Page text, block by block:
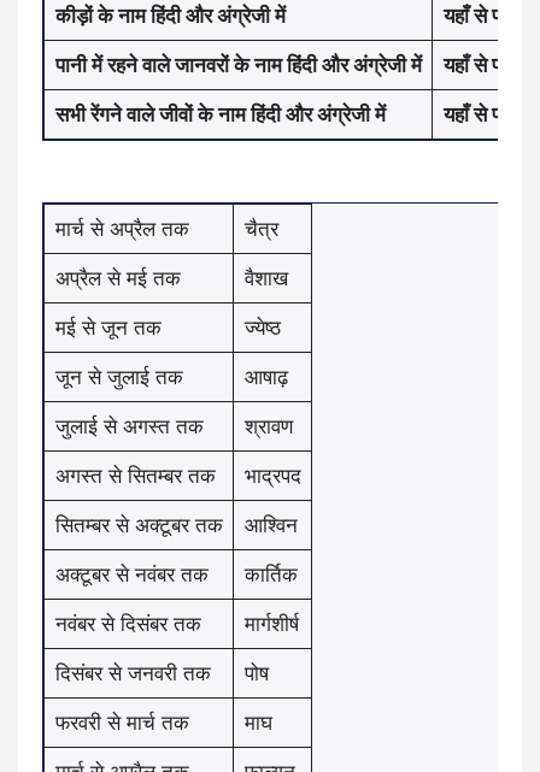
कीड़ों के नाम हिंदी और अंग्रेजी में यहाँ से पढ़ें
पानी में रहने वाले जानवरों के नाम हिंदी और अंग्रेजी में यहाँ से पढ़ें
सभी रेंगने वाले जीवों के नाम हिंदी और अंग्रेजी में यहाँ से पढ़ें
मार्च से अप्रैल तक चैत्र
अप्रैल से मई तक वैशाख
मई से जून तक ज्येष्ठ
जून से जुलाई तक आषाढ़
जुलाई से अगस्त तक श्रावण
अगस्त से सितम्बर तक भाद्रपद
सितम्बर से अक्टूबर तक आश्विन
अक्टूबर से नवंबर तक कार्तिक
नवंबर से दिसंबर तक मार्गशीर्ष
दिसंबर से जनवरी तक पोष
फरवरी से मार्च तक माघ